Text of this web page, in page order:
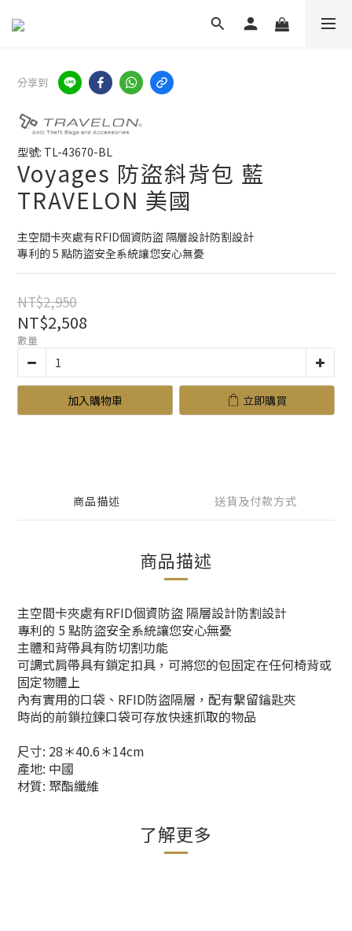
分享到
型號: TL-43670-BL
Voyages 防盜斜背包 藍
TRAVELON 美國
主空間卡夾處有RFID個資防盜 隔層設計防割設計
專利的 5 點防盜安全系統讓您安心無憂
NT$2,950
NT$2,508
數量
加入購物車 立即購買
商品描述 送貨及付款方式
商品描述
主空間卡夾處有RFID個資防盜 隔層設計防割設計
專利的 5 點防盜安全系統讓您安心無憂
主體和背帶具有防切割功能
可調式肩帶具有鎖定扣具，可將您的包固定在任何椅背或
固定物體上
內有實用的口袋、RFID防盜隔層，配有繫留鑰匙夾
時尚的前鎖拉鍊口袋可存放快速抓取的物品
尺寸: 28＊40.6＊14cm
產地: 中國
材質: 聚酯纖維
了解更多